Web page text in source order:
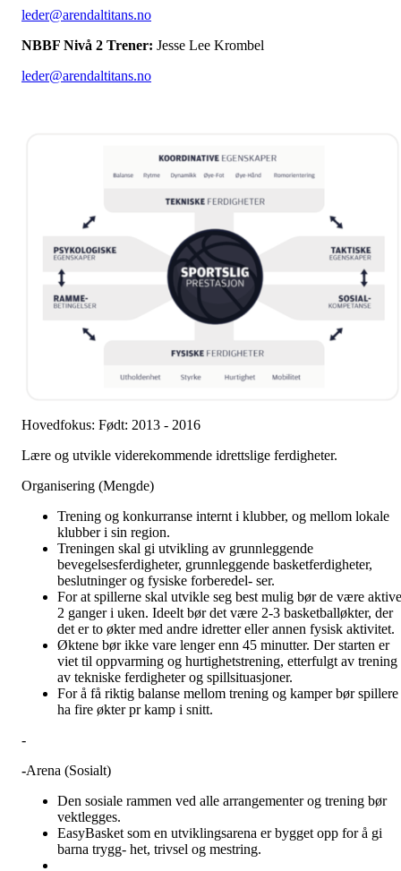
leder@arendaltitans.no
NBBF Nivå 2 Trener: Jesse Lee Krombel
leder@arendaltitans.no
Hovedfokus: Født: 2013 - 2016
Lære og utvikle viderekommende idrettslige ferdigheter.
Organisering (Mengde)
Trening og konkurranse internt i klubber, og mellom lokale
klubber i sin region.
Treningen skal gi utvikling av grunnleggende
bevegelsesferdigheter, grunnleggende basketferdigheter,
beslutninger og fysiske forberedel- ser.
For at spillerne skal utvikle seg best mulig bør de være aktive
2 ganger i uken. Ideelt bør det være 2-3 basketballøkter, der
det er to økter med andre idretter eller annen fysisk aktivitet.
Øktene bør ikke vare lenger enn 45 minutter. Der starten er
viet til oppvarming og hurtighetstrening, etterfulgt av trening
av tekniske ferdigheter og spillsituasjoner.
For å få riktig balanse mellom trening og kamper bør spillere
ha fire økter pr kamp i snitt.
-
-Arena (Sosialt)
Den sosiale rammen ved alle arrangementer og trening bør
vektlegges.
EasyBasket som en utviklingsarena er bygget opp for å gi
barna trygg- het, trivsel og mestring.